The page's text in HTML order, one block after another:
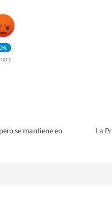
se mantiene en
La